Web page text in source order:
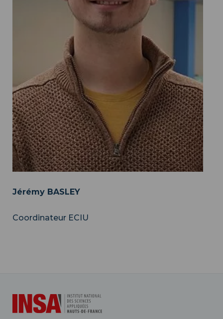
Jérémy BASLEY
Coordinateur ECIU